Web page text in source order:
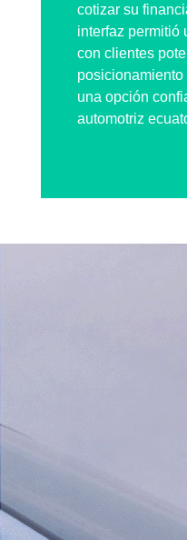
cotizar su
interfaz permitió
con clientes
una opción
automotriz